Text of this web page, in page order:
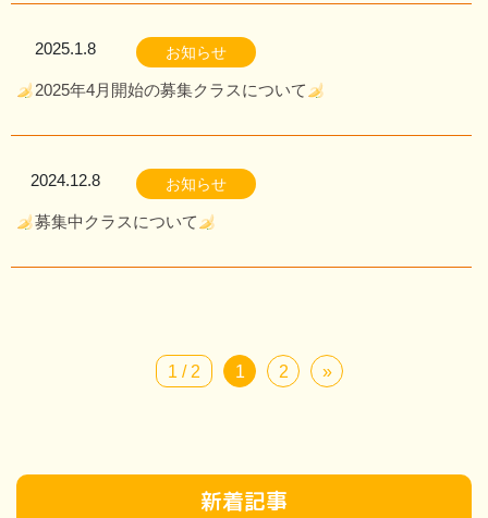
2025.1.8 お知らせ
2025年4月開始の募集クラスについて
2024.12.8 お知らせ
募集中クラスについて
1 / 2 1 2 »
新着記事